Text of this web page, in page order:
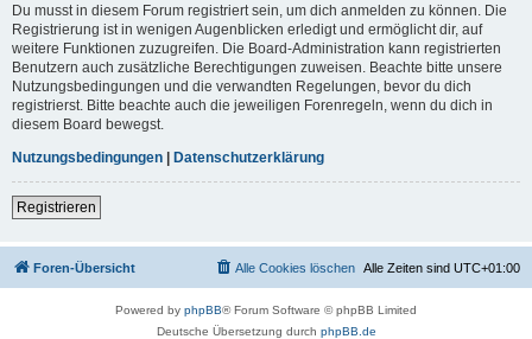
Du musst in diesem Forum registriert sein, um dich anmelden zu können. Die
Registrierung ist in wenigen Augenblicken erledigt und ermöglicht dir, auf
weitere Funktionen zuzugreifen. Die Board-Administration kann registrierten
Benutzern auch zusätzliche Berechtigungen zuweisen. Beachte bitte unsere
Nutzungsbedingungen und die verwandten Regelungen, bevor du dich
registrierst. Bitte beachte auch die jeweiligen Forenregeln, wenn du dich in
diesem Board bewegst.
Nutzungsbedingungen | Datenschutzerklärung
Registrieren
Foren-Übersicht Alle Zeiten sind UTC+01:00
Alle Cookies löschen
Powered by phpBB® Forum Software © phpBB Limited
Deutsche Übersetzung durch phpBB.de